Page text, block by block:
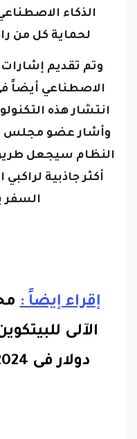
الذكاء
لحماية كل من
وتم تقديم إشارات
الاصطناعي أيضاً
انتشار هذه
وأشار عضو مجلس
النظام سيجعل
أكثر جاذبية
السفر
إقراء إيضاً :
دولار فى 2024.